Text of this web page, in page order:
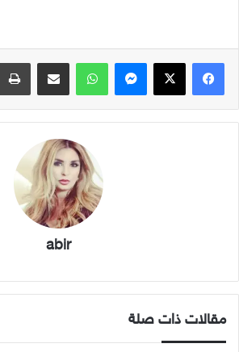
فيسبوك X ماسنجر واتساب مشاركة عبر البريد
abir
مقالات ذات صلة